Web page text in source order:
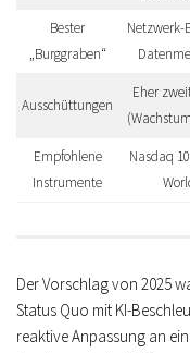
Bester
„Burggraben“
Netzwerk-
Ausschüttungen
Eher
Empfohlene
Instrumente
Nasdaq
Der Vorschlag von 2025
Status Quo mit KI-
reaktive Anpassung an